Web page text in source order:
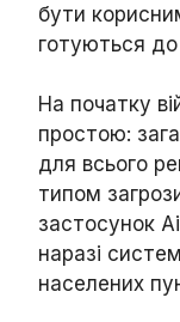
бути
готуються до
На початку
простою:
для всього
типом
застосунок
наразі
населених